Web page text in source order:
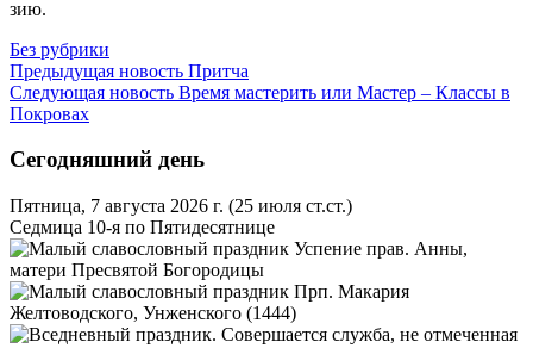
зию.
Без рубрики
Предыдущая новость Притча
Следующая новость Время мастерить или Мастер – Классы в
Покровах
Сегодняшний день
Пятница, 7 августа 2026 г. (25 июля ст.ст.)
Седмица 10-я по Пятидесятнице
Успение прав. Анны,
матери Пресвятой Богородицы
Прп. Макария
Желтоводского, Унженского (1444)